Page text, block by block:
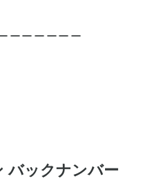
ーーーーーー
バックナンバー